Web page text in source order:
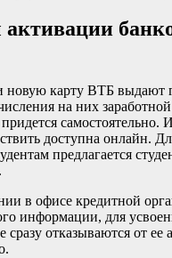
новую карту ВТБ выдают
на них
доступна онлайн.
предлагается
в офисе кредитной
информации, для
отказываются от ее